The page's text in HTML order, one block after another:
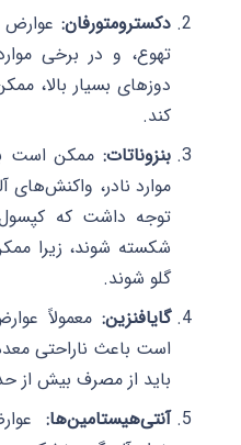
دکسترومتورفان: عوارض
تهوع، و در برخی
دوزهای بسیار بالا،
کند.
بنزوناتات: ممکن است
موارد نادر،
توجه داشت که
شکسته شوند، زیرا
گلو شوند.
گایافنزین: معمولاً
است باعث ناراحتی
باید از مصرف بیش از
آنتی‌هیستامین‌ها: